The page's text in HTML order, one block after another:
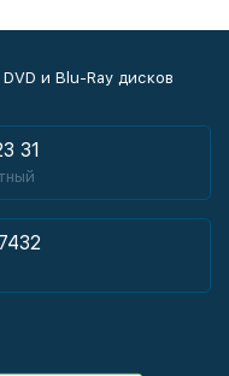
и Blu-Ray дисков
31